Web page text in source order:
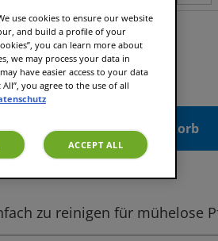
141,97 €
€
In den Warenkorb
zu reinigen für mühelose
use cookies to ensure our website
and build a profile of your
you can learn more about
we may process your data in
have easier access to your data
you agree to the use of all
ACCEPT ALL